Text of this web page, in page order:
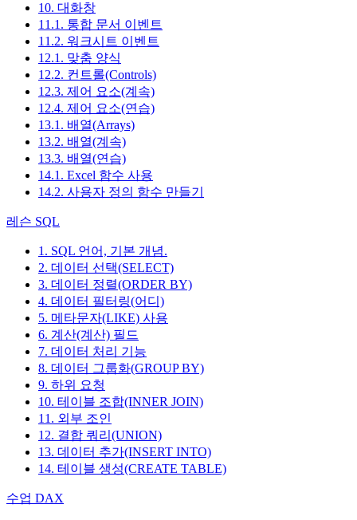
10. 대화창
11.1. 통합 문서 이벤트
11.2. 워크시트 이벤트
12.1. 맞춤 양식
12.2. 컨트롤(Controls)
12.3. 제어 요소(계속)
12.4. 제어 요소(연습)
13.1. 배열(Arrays)
13.2. 배열(계속)
13.3. 배열(연습)
14.1. Excel 함수 사용
14.2. 사용자 정의 함수 만들기
레슨 SQL
1. SQL 언어, 기본 개념.
2. 데이터 선택(SELECT)
3. 데이터 정렬(ORDER BY)
4. 데이터 필터링(어디)
5. 메타문자(LIKE) 사용
6. 계산(계산) 필드
7. 데이터 처리 기능
8. 데이터 그룹화(GROUP BY)
9. 하위 요청
10. 테이블 조합(INNER JOIN)
11. 외부 조인
12. 결합 쿼리(UNION)
13. 데이터 추가(INSERT INTO)
14. 테이블 생성(CREATE TABLE)
수업 DAX